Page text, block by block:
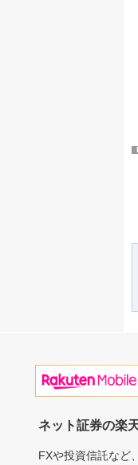
ネット証券の楽
FXや投資信託など